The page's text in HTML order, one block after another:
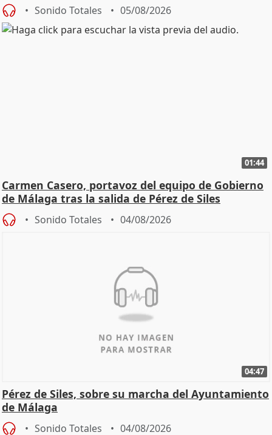
Sonido Totales 05/08/2026
01:44
Carmen Casero, portavoz del equipo de Gobierno
de Málaga tras la salida de Pérez de Siles
Sonido Totales 04/08/2026
04:47
Pérez de Siles, sobre su marcha del Ayuntamiento
de Málaga
Sonido Totales 04/08/2026